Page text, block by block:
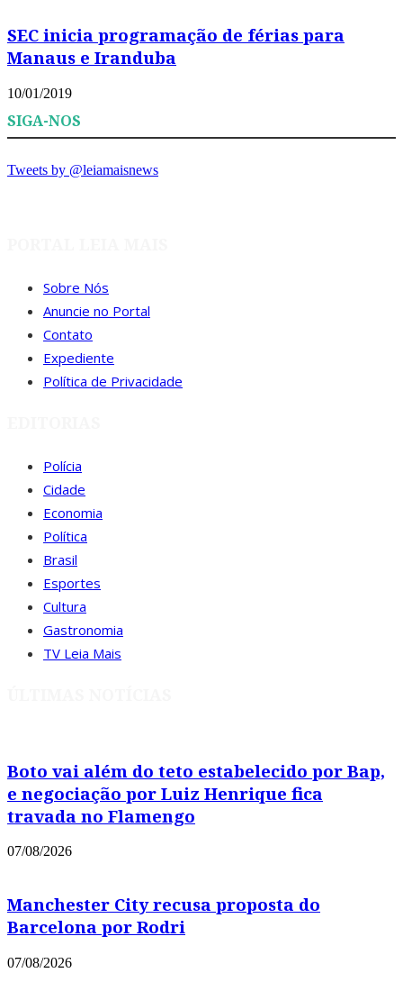
SEC inicia programação de férias para
Manaus e Iranduba
10/01/2019
SIGA-NOS
Tweets by @leiamaisnews
Sobre Nós
Anuncie no Portal
Contato
Expediente
Política de Privacidade
Polícia
Cidade
Economia
Política
Brasil
Esportes
Cultura
Gastronomia
TV Leia Mais
Boto vai além do teto estabelecido por Bap,
e negociação por Luiz Henrique fica
travada no Flamengo
07/08/2026
Manchester City recusa proposta do
Barcelona por Rodri
07/08/2026